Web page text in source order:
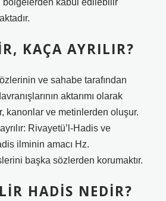
bölgelerden kabul edilebilir
KAÇA AYRILIR?
ve sahabe tarafından
aktarımı olarak
kanonlar ve metinlerden oluşur.
Rivayetü’l-Hadis ve
ilminin amacı Hz.
başka sözlerden korumaktır.
HADIS NEDIR?